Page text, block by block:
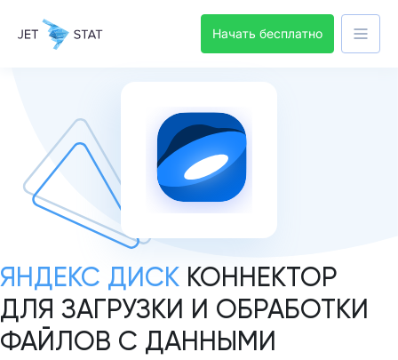
Начать бесплатно
ЯНДЕКС ДИСК КОННЕКТОР
ДЛЯ ЗАГРУЗКИ И ОБРАБОТКИ
ФАЙЛОВ С ДАННЫМИ